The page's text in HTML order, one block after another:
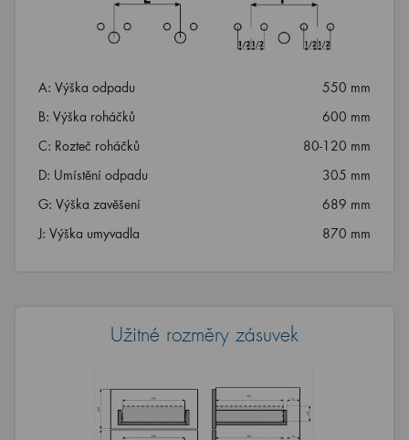
A: Výška odpadu
550 mm
B: Výška roháčků
600 mm
C: Rozteč roháčků
80-120 mm
D: Umístění odpadu
305 mm
G: Výška zavěšení
689 mm
J: Výška umyvadla
870 mm
Užitné rozměry zásuvek